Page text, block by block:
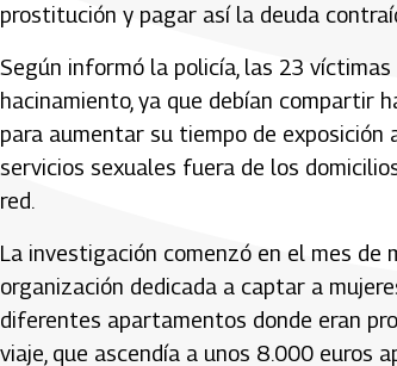
prostitución y pagar así la deuda
Según informó la policía, las 23
hacinamiento, ya que debían compartir
para aumentar su tiempo de exposición
servicios sexuales fuera de los
red.
La investigación comenzó en el mes de
organización dedicada a captar a
diferentes apartamentos donde eran
viaje, que ascendía a unos 8.000 euros